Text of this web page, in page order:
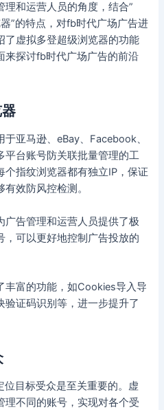
和运营人员的角度，结合”
”的特点，对fb时代广场广告进
了虚拟多登超级浏览器的功能
来探讨fb时代广场广告的前沿
亚马逊、eBay、Facebook、
平台账号防关联批量管理的工
指纹浏览器都有独立IP，保证
效防风控检测。
广告管理和运营人员提供了极
，可以更好地控制广告投放的
丰富的功能，如Cookies导入导
验证码识别等，进一步提升了
目标受众是至关重要的。虚
理不同的账号，实现对各个受